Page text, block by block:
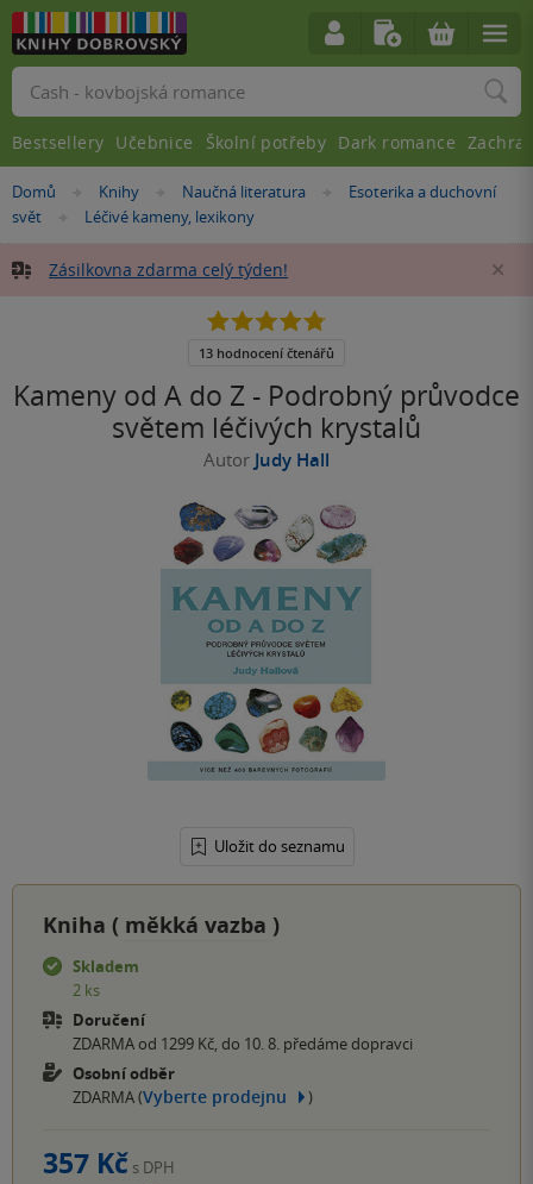
Nacházíte
se
Domů »Knihy »Naučná literatura »
Esoterika a duchovní
svět
»
Léčivé kameny, lexikony
Zásilkovna zdarma celý týden!
Kameny od A do Z - Podrobný průvodce
světem léčivých krystalů
Autor Judy Hall
Uložit do seznamu
4.8
5
13 hodnocení čtenářů
Kniha ( měkká vazba )
Skladem
2 ks
Doručení
ZDARMA od 1299 Kč, do 10. 8. předáme dopravci
Osobní odběr
ZDARMA (Vyberte prodejnu )
357 Kč s DPH
Vyhledávání
Bestsellery Učebnice Školní potřeby Dark romance